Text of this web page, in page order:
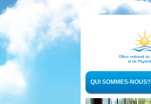
QUI SOMMES-NOUS?